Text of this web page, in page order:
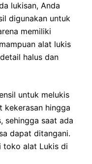
lukisan, Anda
digunakan untuk
memiliki
alat lukis
halus dan
untuk melukis
hingga
sehingga saat ada
dapat ditangani.
toko alat Lukis di